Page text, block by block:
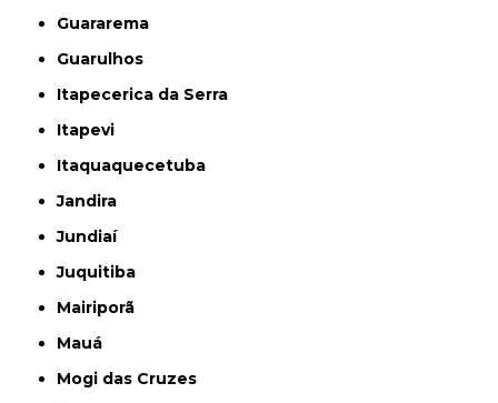
Guararema
Guarulhos
Itapecerica da Serra
Itapevi
Itaquaquecetuba
Jandira
Jundiaí
Juquitiba
Mairiporã
Mauá
Mogi das Cruzes